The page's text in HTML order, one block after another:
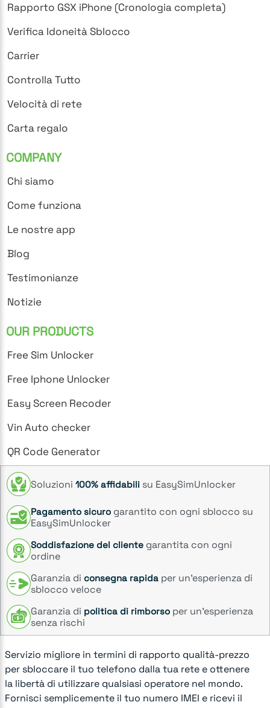
Rapporto GSX iPhone (Cronologia completa)
Verifica Idoneità Sblocco
Carrier
Controlla Tutto
Velocità di rete
Carta regalo
COMPANY
Chi siamo
Come funziona
Le nostre app
Blog
Testimonianze
Notizie
OUR PRODUCTS
Free Sim Unlocker
Free Iphone Unlocker
Easy Screen Recoder
Vin Auto checker
QR Code Generator
Soluzioni 100% affidabili su EasySimUnlocker
Pagamento sicuro garantito con ogni sblocco su
EasySimUnlocker
Soddisfazione del cliente garantita con ogni
ordine
Garanzia di consegna rapida per un’esperienza di
sblocco veloce
Garanzia di politica di rimborso per un’esperienza
senza rischi
Servizio migliore in termini di rapporto qualità-prezzo
per sbloccare il tuo telefono dalla tua rete e ottenere
la libertà di utilizzare qualsiasi operatore nel mondo.
Fornisci semplicemente il tuo numero IMEI e ricevi il